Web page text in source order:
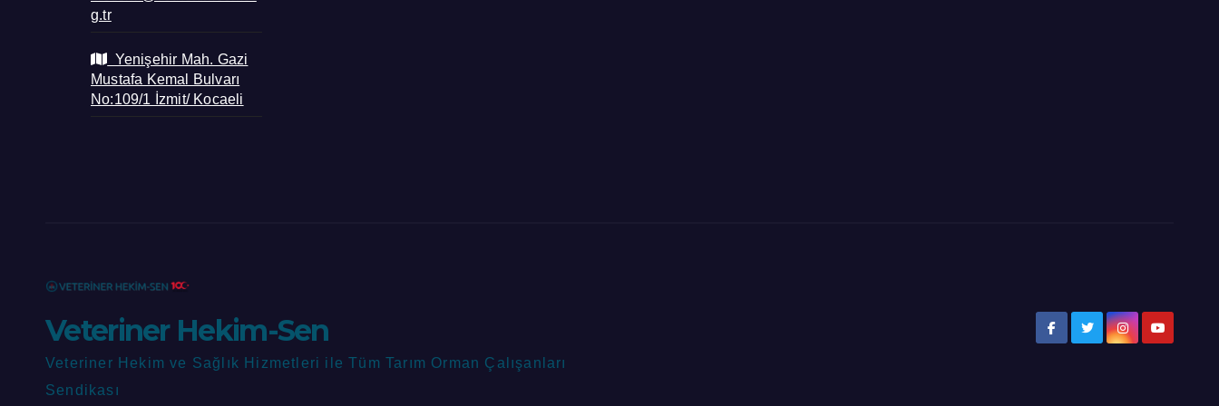
g.tr
Yenişehir Mah. Gazi
Mustafa Kemal Bulvarı
No:109/1 İzmit/ Kocaeli
Veteriner Hekim-Sen
Veteriner Hekim ve Sağlık Hizmetleri ile Tüm Tarım Orman Çalışanları
Sendikası